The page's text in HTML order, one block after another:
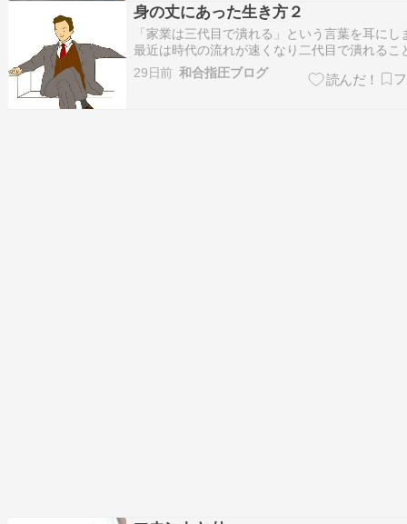
まずい思いをするだけなのに、なぜこりず…
身の丈にあった生き方２
「家業は三代目で潰れる」という言葉を耳にし
最近は時代の流れが速くなり二代目で潰れるこ
いらしい。何故なんだ？創業者は才能と頑張り
運も持っていました。もちろん苦労も人一倍し
29日前 和合指圧ブログ